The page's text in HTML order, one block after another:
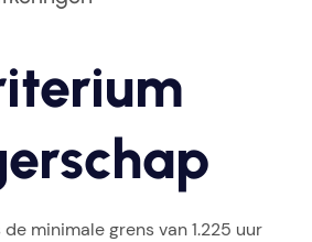
minimale grens van 1.225 uur